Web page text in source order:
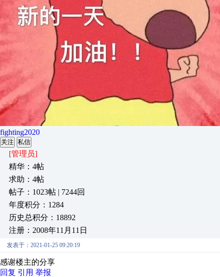
fighting2020
关注 私信
[管理员]
精华：4帖
求助：4帖
帖子：1023帖 | 7244回
年度积分：1284
历史总积分：18892
注册：2008年11月11日
发表于：2021-01-25 09:20:19
感谢楼主的分享
回复 引用 举报